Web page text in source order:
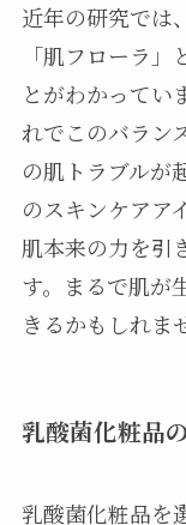
近年の研究では
「肌フローラ
とがわかってい
れでこのバラン
の肌トラブルが
のスキンケアア
肌本来の力を引
す。まるで肌が
きるかもしれま
乳酸菌化粧品
乳酸菌化粧品を